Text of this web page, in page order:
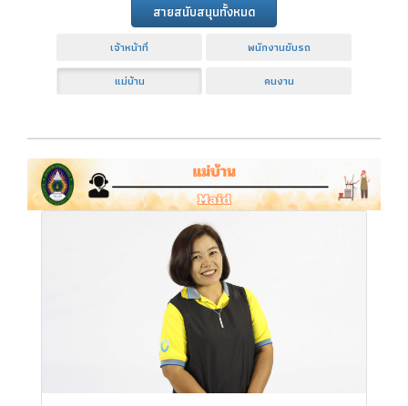
สายสนับสนุนทั้งหมด
เจ้าหน้าที่
พนักงานขับรถ
แม่บ้าน
คนงาน